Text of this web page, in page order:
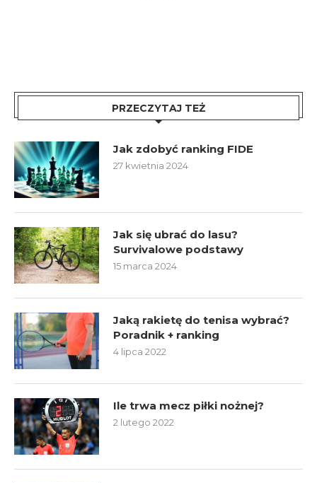
PRZECZYTAJ TEŻ
Jak zdobyć ranking FIDE
27 kwietnia 2024
Jak się ubrać do lasu?
Survivalowe podstawy
15 marca 2024
Jaką rakietę do tenisa wybrać?
Poradnik + ranking
4 lipca 2022
Ile trwa mecz piłki nożnej?
2 lutego 2022